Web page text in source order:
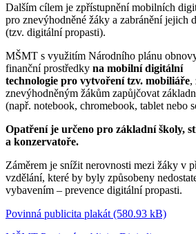
Dalším cílem je zpřístupnění mobilních
pro znevýhodněné žáky a zabránění jejich
(tzv. digitální propasti).
MŠMT s využitím Národního plánu
finanční prostředky na mobilní digitální
technologie pro vytvoření tzv. mobiliáře,
znevýhodněným žákům zapůjčovat
(např. notebook, chromebook, tablet nebo
Opatření je určeno pro základní školy,
a konzervatoře.
Záměrem je snížit nerovnosti mezi žáky v
vzdělání, které by byly způsobeny
vybavením – prevence digitální propasti.
Povinná publicita plakát (580.93 kB)